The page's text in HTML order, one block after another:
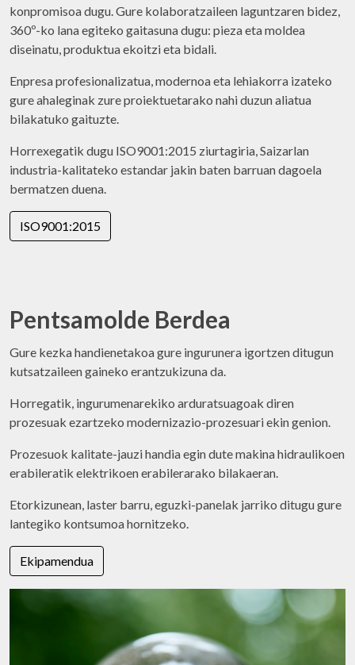
konpromisoa dugu. Gure kolaboratzaileen laguntzaren bidez,
360º-ko lana egiteko gaitasuna dugu: pieza eta moldea
diseinatu, produktua ekoitzi eta bidali.
Enpresa profesionalizatua, modernoa eta lehiakorra izateko
gure ahaleginak zure proiektuetarako nahi duzun aliatua
bilakatuko gaituzte.
Horrexegatik dugu ISO9001:2015 ziurtagiria, Saizarlan
industria-kalitateko estandar jakin baten barruan dagoela
bermatzen duena.
ISO9001:2015
Pentsamolde Berdea
Gure kezka handienetakoa gure ingurunera igortzen ditugun
kutsatzaileen gaineko erantzukizuna da.
Horregatik, ingurumenarekiko arduratsuagoak diren
prozesuak ezartzeko modernizazio-prozesuari ekin genion.
Prozesuok kalitate-jauzi handia egin dute makina hidraulikoen
erabileratik elektrikoen erabilerarako bilakaeran.
Etorkizunean, laster barru, eguzki-panelak jarriko ditugu gure
lantegiko kontsumoa hornitzeko.
Ekipamendua